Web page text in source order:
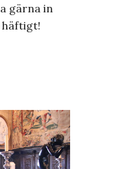
gärna in
häftigt!